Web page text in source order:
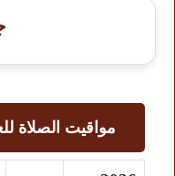
مواقيت الصلاة